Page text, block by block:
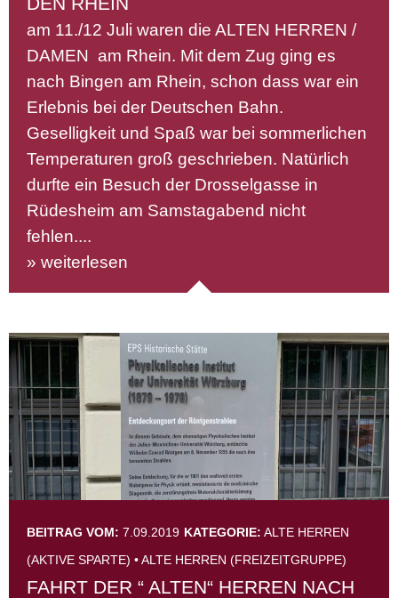
am 11./12 Juli waren die ALTEN HERREN /
DAMEN am Rhein. Mit dem Zug ging es
nach Bingen am Rhein, schon dass war ein
Erlebnis bei der Deutschen Bahn.
Geselligkeit und Spaß war bei sommerlichen
Temperaturen groß geschrieben. Natürlich
durfte ein Besuch der Drosselgasse in
Rüdesheim am Samstagabend nicht
fehlen....
» weiterlesen
BEITRAG VOM: 7.09.2019 KATEGORIE: ALTE HERREN
(AKTIVE SPARTE) •ALTE HERREN (FREIZEITGRUPPE)
FAHRT DER “ ALTEN“ HERREN NACH